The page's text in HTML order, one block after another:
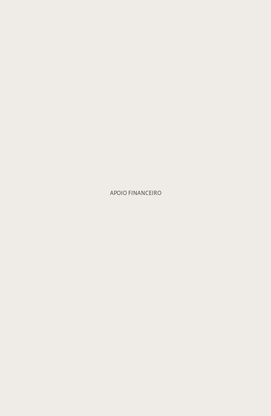
APOIO FINANCEIRO